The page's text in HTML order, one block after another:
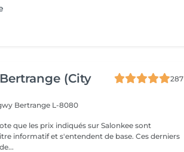
(City
287
Bertrange L-8080
que les prix indiqués sur Salonkee sont
informatif et s'entendent de base. Ces derniers